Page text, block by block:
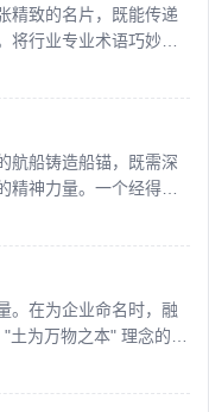
精致的名片，既能传递
行业专业术语巧妙融
能在无形中与
航船铸造船锚，既需深
神力量。一个经得起
又似温暖的人
。在为企业命名时，融
为万物之本" 理念的呼
景。那些